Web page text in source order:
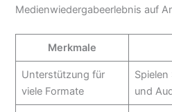
Medienwiedergabeerlebnis auf
Merkmale
Unterstützung für
viele Formate
und